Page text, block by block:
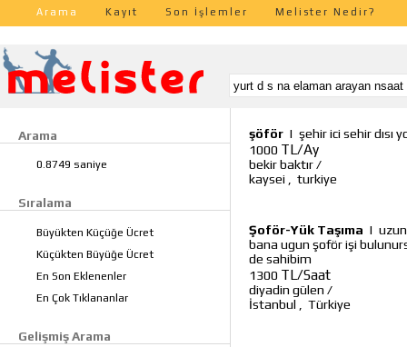
Arama Kayıt Son İşlemler Melister Nedir?
Arama
0.8749 saniye
Sıralama
Büyükten Küçüğe Ücret
Küçükten Büyüğe Ücret
En Son Eklenenler
En Çok Tıklananlar
Gelişmiş Arama
şöför | şehir ici sehir dısı
1000 TL/Ay
bekir baktır/
kaysei
turkiye
Şoför-Yük Taşıma |
bana ugun şoför işi
de sahibim
1300 TL/Saat
diyadin gülen /
İstanbul
Türkiye